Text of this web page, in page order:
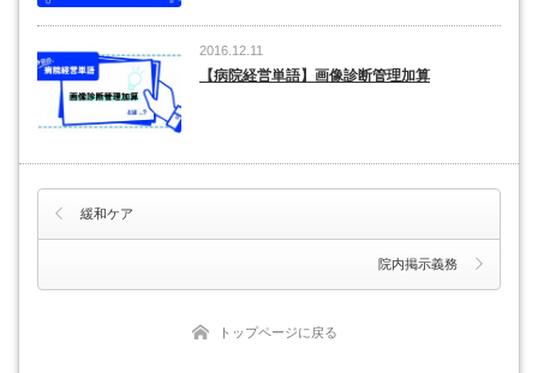
2016.12.11
【病院経営単語】画像診断管理加算
緩和ケア
院内掲示義務
トップページに戻る